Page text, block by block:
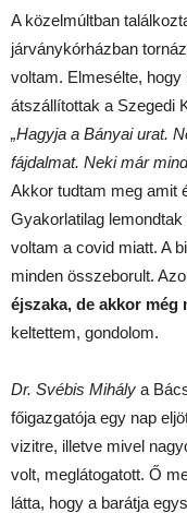
A közelmúltban
járványkórházban
voltam. Elmesélte, hogy
átszállítottak a Szegedi
„Hagyja a Bányai urat.
fájdalmat. Neki már
Akkor tudtam meg amit
Gyakorlatilag
voltam a covid miatt. A
minden összeborult.
éjszaka, de akkor
keltettem, gondolom.
Dr. Svébis Mihály a
főigazgatója egy nap
vizitre, illetve mivel
volt, meglátogatott. Ő
látta, hogy a barátja